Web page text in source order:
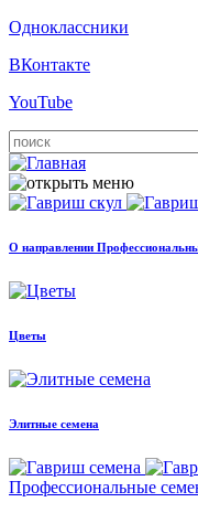
Одноклассники
ВКонтакте
YouTube
О направлении
Цветы
Элитные семена
Профессиональные